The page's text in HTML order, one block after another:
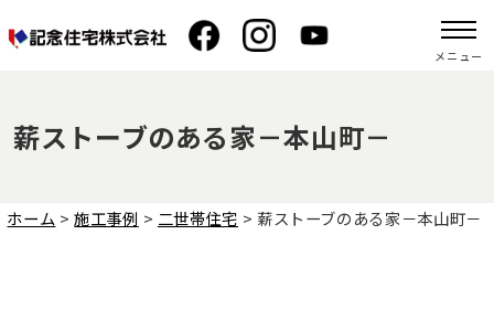
メニュー
薪ストーブのある家－本山町－
ホーム >施工事例 > 二世帯住宅 > 薪ストーブのある家－本山町－